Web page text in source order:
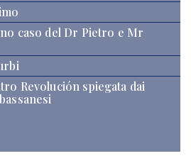
caso del Dr Pietro e Mr
Revolución spiegata dai